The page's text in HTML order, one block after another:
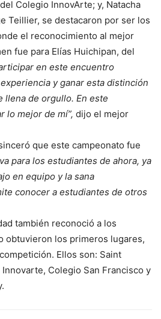
Colegio InnovArte; y, Natacha
Teillier, se destacaron por ser los
el reconocimiento al mejor
fue para Elías Huichipan, del
en este encuentro
y ganar esta distinción
llena de orgullo. En este
lo mejor de mí”, dijo el mejor
que este campeonato fue
para los estudiantes de ahora, ya
en equipo y la sana
conocer a estudiantes de otros
también reconoció a los
obtuvieron los primeros lugares,
Ellos son: Saint
Colegio San Francisco y